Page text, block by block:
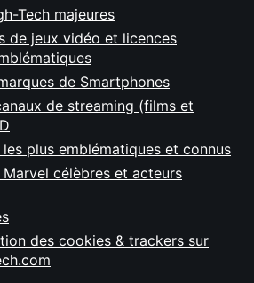
Tech majeures
de jeux vidéo et licences
de Smartphones
de streaming (films et
plus emblématiques et connus
Marvel célèbres et acteurs
des cookies & trackers sur